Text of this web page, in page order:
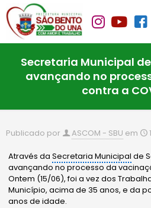
Secretaria Municipal
avançando no
contra a
Publicado por ASCOM - SBU em
Através daSecretaria Municipal de
avançando no processo da
Ontem (15/06), foi a vez dos
Município, acima de 35 anos, e da
anos de idade.